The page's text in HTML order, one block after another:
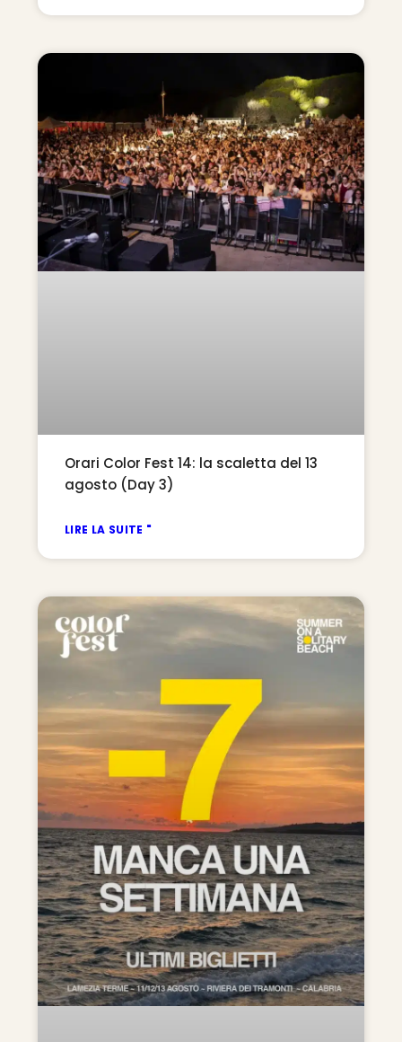
Orari Color Fest 14: la scaletta del 13
agosto (Day 3)
LIRE LA SUITE "